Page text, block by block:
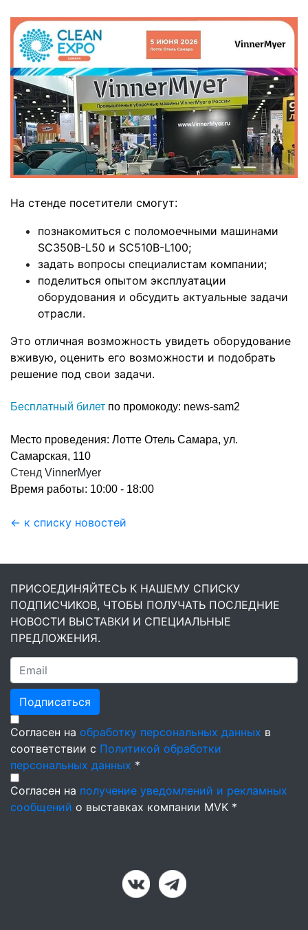
На стенде посетители смогут:
познакомиться с поломоечными машинами
SC350B-L50 и SC510B-L100;
задать вопросы специалистам компании;
поделиться опытом эксплуатации
оборудования и обсудить актуальные задачи
отрасли.
Это отличная возможность увидеть оборудование
вживую, оценить его возможности и подобрать
решение под свои задачи.
Бесплатный билет по промокоду: news-sam2
Место проведения: Лотте Отель Самара, ул.
Самарская, 110
Стенд VinnerMyer
Время работы: 10:00 - 18:00
← к списку новостей
ПРИСОЕДИНЯЙТЕСЬ К НАШЕМУ СПИСКУ
ПОДПИСЧИКОВ, ЧТОБЫ ПОЛУЧАТЬ ПОСЛЕДНИЕ
НОВОСТИ ВЫСТАВКИ И СПЕЦИАЛЬНЫЕ
ПРЕДЛОЖЕНИЯ.
Подписаться
Согласен на обработку персональных данных в
соответствии с Политикой обработки
персональных данных *
Согласен на получение уведомлений и рекламных
сообщений о выставках компании MVK *